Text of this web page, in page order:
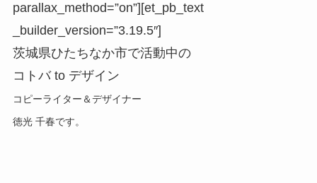
parallax_method=”on”][et_pb_text
_builder_version=”3.19.5″]
茨城県ひたちなか市で活動中の
コトバ to デザイン
コピーライター＆デザイナー
徳光 千春です。